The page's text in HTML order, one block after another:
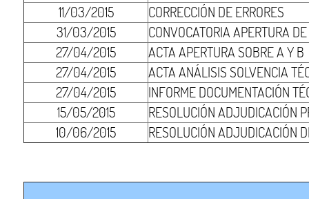
11/03/2015
CORRECCIÓN DE ERRORES
31/03/2015
CONVOCATORIA APERTURA
27/04/2015
ACTA APERTURA SOBRE A Y B
27/04/2015
ACTA ANÁLISIS SOLVENCIA
27/04/2015
INFORME DOCUMENTACIÓN
15/05/2015
RESOLUCIÓN ADJUDICACIÓN
10/06/2015
RESOLUCIÓN ADJUDICACIÓN